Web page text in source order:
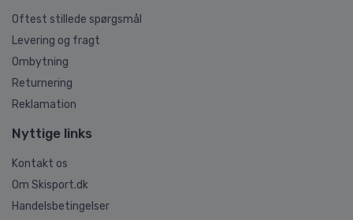
Oftest stillede spørgsmål
Levering og fragt
Ombytning
Returnering
Reklamation
Nyttige links
Kontakt os
Om Skisport.dk
Handelsbetingelser